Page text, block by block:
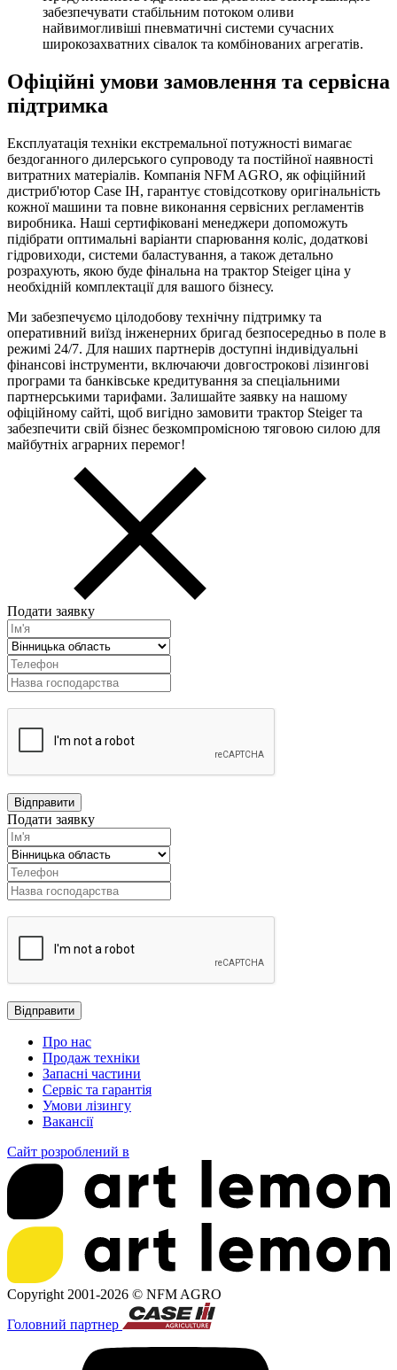
забезпечувати стабільним потоком оливи
найвимогливіші пневматичні системи сучасних
широкозахватних сівалок та комбінованих агрегатів.
Офіційні умови замовлення та сервісна
підтримка
Експлуатація техніки екстремальної потужності вимагає
бездоганного дилерського супроводу та постійної наявності
витратних матеріалів. Компанія NFM AGRO, як офіційний
дистриб'ютор Case IH, гарантує стовідсоткову оригінальність
кожної машини та повне виконання сервісних регламентів
виробника. Наші сертифіковані менеджери допоможуть
підібрати оптимальні варіанти спарювання коліс, додаткові
гідровиходи, системи баластування, а також детально
розрахують, якою буде фінальна на трактор Steiger ціна у
необхідній комплектації для вашого бізнесу.
Ми забезпечуємо цілодобову технічну підтримку та
оперативний виїзд інженерних бригад безпосередньо в поле в
режимі 24/7. Для наших партнерів доступні індивідуальні
фінансові інструменти, включаючи довгострокові лізингові
програми та банківське кредитування за спеціальними
партнерськими тарифами. Залишайте заявку на нашому
офіційному сайті, щоб вигідно замовити трактор Steiger та
забезпечити свій бізнес безкомпромісною тяговою силою для
майбутніх аграрних перемог!
Подати заявку
Подати заявку
Про нас
Продаж техніки
Запасні частини
Сервіс та гарантія
Умови лізингу
Вакансії
Сайт розроблений в
Copyright 2001-2026 © NFM AGRO
Головний партнер